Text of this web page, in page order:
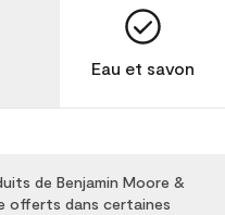
Eau et savon
de Benjamin Moore &
offerts dans certaines